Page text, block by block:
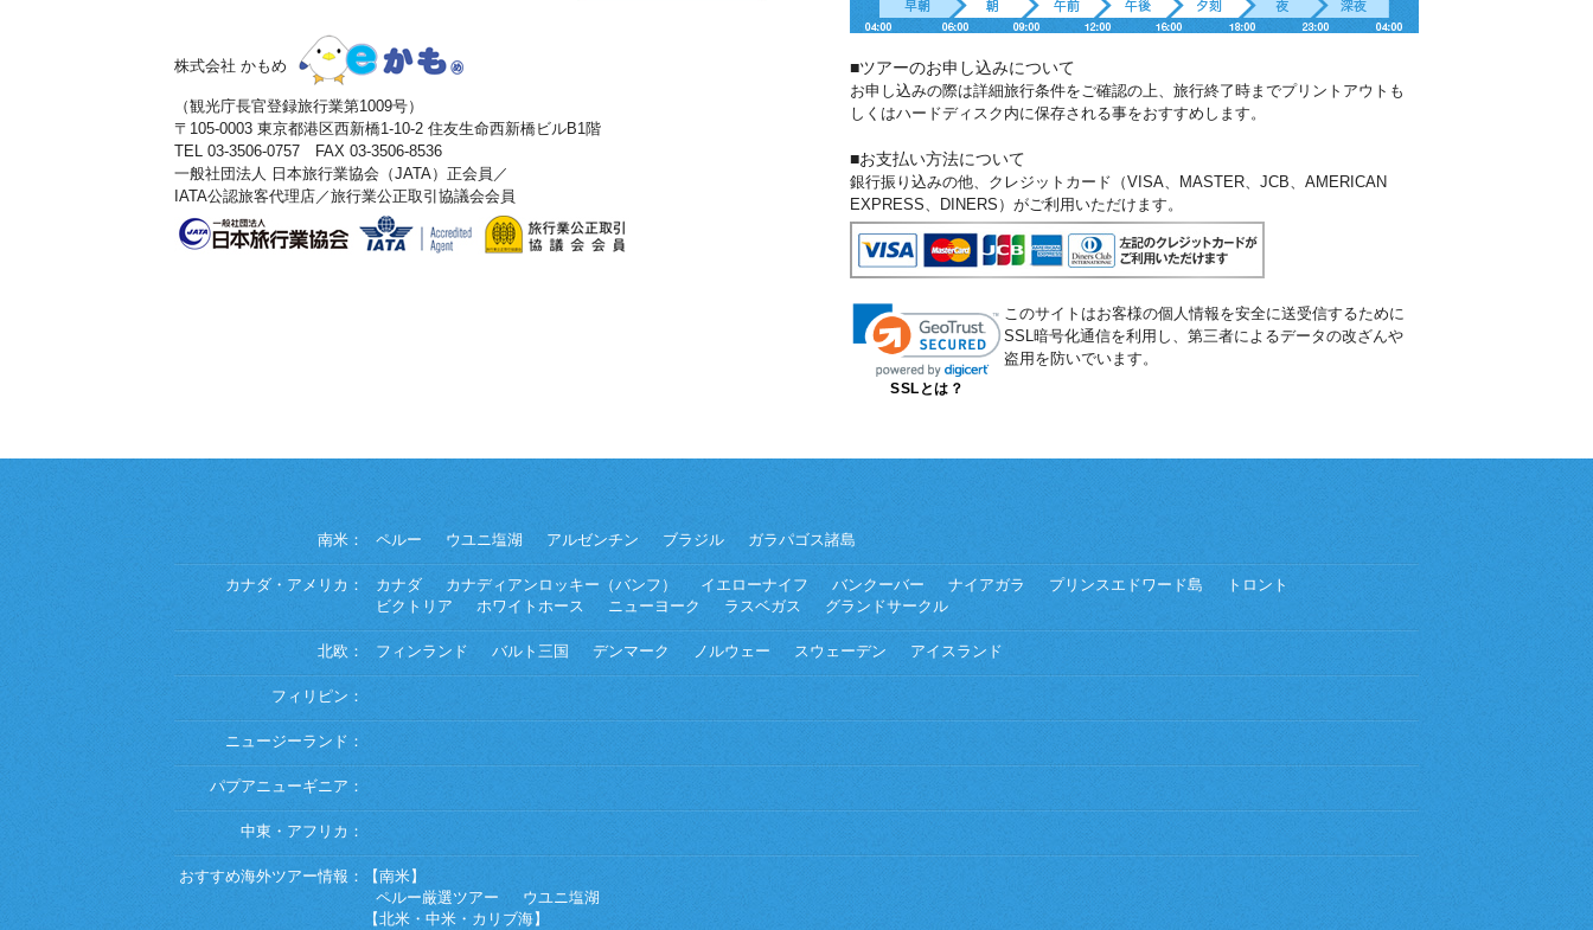
株式会社 かもめ
（観光庁長官登録旅行業第1009号）
〒105-0003 東京都港区西新橋1-10-2 住友生命西新橋ビルB1階
TEL 03-3506-0757 FAX 03-3506-8536
一般社団法人 日本旅行業協会（JATA）正会員／
IATA公認旅客代理店／旅行業公正取引協議会会員
■ツアーのお申し込みについて
お申し込みの際は詳細旅行条件をご確認の上、旅行終了時までプリントアウトも
しくはハードディスク内に保存される事をおすすめします。
■お支払い方法について
銀行振り込みの他、クレジットカード（VISA、MASTER、JCB、AMERICAN
EXPRESS、DINERS）がご利用いただけます。
SSLとは？
このサイトはお客様の個人情報を安全に送受信するために
SSL暗号化通信を利用し、第三者によるデータの改ざんや
盗用を防いでいます。
南米： ペルー ウユニ塩湖 アルゼンチン ブラジル ガラパゴス諸島
カナダ・アメリカ： カナダ カナディアンロッキー（バンフ） イエローナイフ バンクーバー ナイアガラ プリンスエドワード島
トロント
ビクトリア
ホワイトホース ニューヨーク ラスベガス グランドサークル
北欧： フィンランド バルト三国 デンマーク ノルウェー スウェーデン アイスランド
フィリピン：
ニュージーランド：
パプアニューギニア：
中東・アフリカ：
おすすめ海外ツアー情報：
【南米】
ペルー厳選ツアー
ウユニ塩湖
【北米・中米・カリブ海】